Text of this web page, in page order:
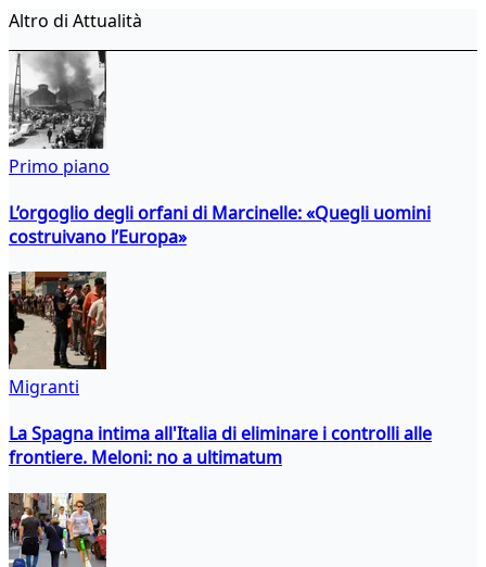
Altro di Attualità
Primo piano
L’orgoglio degli orfani di Marcinelle: «Quegli uomini
costruivano l’Europa»
Migranti
La Spagna intima all'Italia di eliminare i controlli alle
frontiere. Meloni: no a ultimatum